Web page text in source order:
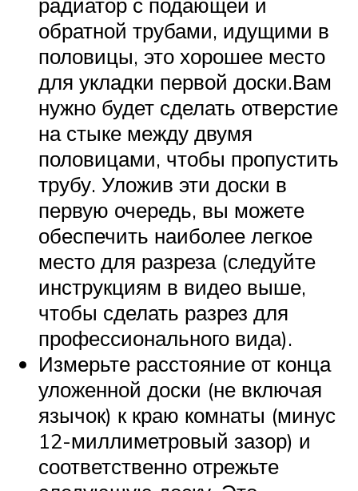
обратной трубами, идущими в
половицы, это хорошее место
для укладки первой доски.Вам
нужно будет сделать отверстие
на стыке между двумя
половицами, чтобы пропустить
трубу. Уложив эти доски в
первую очередь, вы можете
обеспечить наиболее легкое
место для разреза (следуйте
инструкциям в видео выше,
чтобы сделать разрез для
профессионального вида).
Измерьте расстояние от конца
уложенной доски (не включая
язычок) к краю комнаты (минус
12-миллиметровый зазор) и
соответственно отрежьте